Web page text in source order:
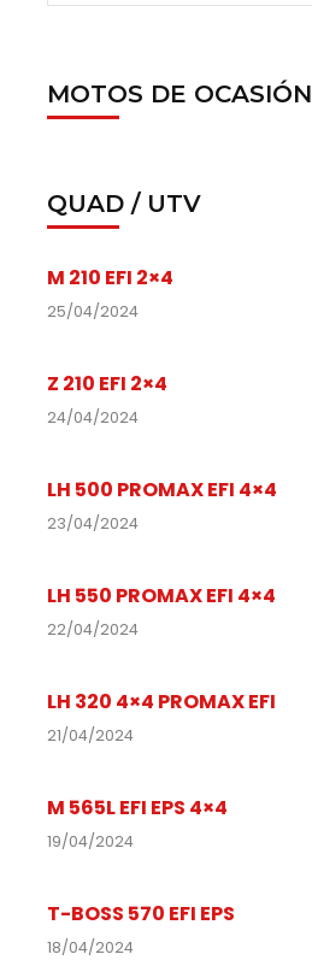
MOTOS DE OCASIÓN
QUAD / UTV
M 210 EFI 2×4
25/04/2024
Z 210 EFI 2×4
24/04/2024
LH 500 PROMAX EFI 4×4
23/04/2024
LH 550 PROMAX EFI 4×4
22/04/2024
LH 320 4×4 PROMAX EFI
21/04/2024
M 565L EFI EPS 4×4
19/04/2024
T-BOSS 570 EFI EPS
18/04/2024